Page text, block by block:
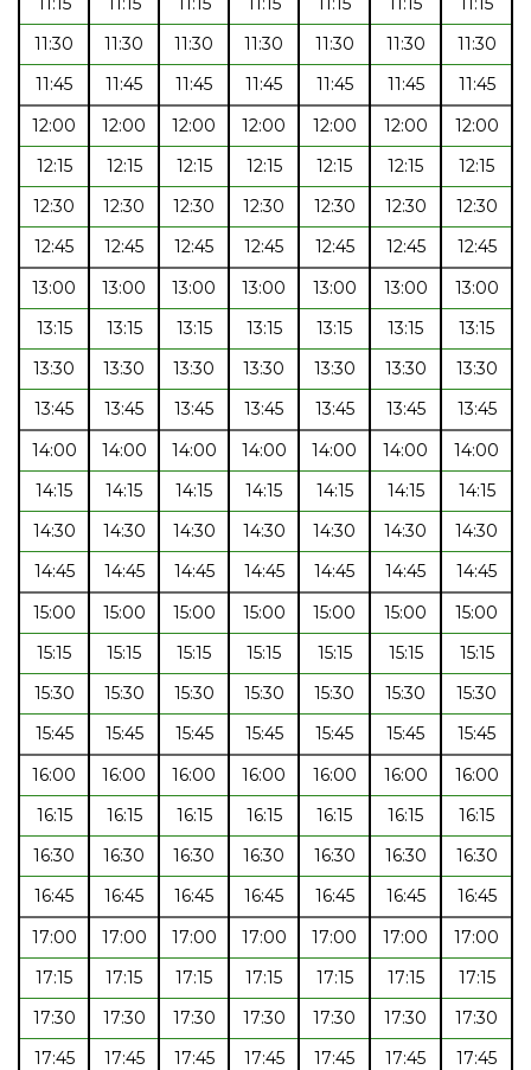
11:30
11:30 11:30 11:30 11:30 11:30
11:30
11:45
11:45 11:45 11:45 11:45 11:45
11:45
12:00
12:00 12:00 12:00 12:00 12:00
12:00
12:15
12:15 12:15 12:15 12:15 12:15
12:15
12:30
12:30 12:30 12:30 12:30 12:30
12:30
12:45
12:45 12:45 12:45 12:45 12:45
12:45
13:00
13:00 13:00 13:00 13:00 13:00
13:00
13:15
13:15 13:15 13:15 13:15 13:15
13:15
13:30
13:30 13:30 13:30 13:30 13:30
13:30
13:45
13:45 13:45 13:45 13:45 13:45
13:45
14:00
14:00 14:00 14:00 14:00 14:00
14:00
14:15
14:15 14:15 14:15 14:15 14:15
14:15
14:30
14:30 14:30 14:30 14:30 14:30
14:30
14:45
14:45 14:45 14:45 14:45 14:45
14:45
15:00
15:00 15:00 15:00 15:00 15:00
15:00
15:15
15:15 15:15 15:15 15:15 15:15
15:15
15:30
15:30 15:30 15:30 15:30 15:30
15:30
15:45
15:45 15:45 15:45 15:45 15:45
15:45
16:00
16:00 16:00 16:00 16:00 16:00
16:00
16:15
16:15 16:15 16:15 16:15 16:15
16:15
16:30
16:30 16:30 16:30 16:30 16:30
16:30
16:45
16:45 16:45 16:45 16:45 16:45
16:45
17:00
17:00 17:00 17:00 17:00 17:00
17:00
17:15
17:15 17:15 17:15 17:15 17:15
17:15
17:30
17:30 17:30 17:30 17:30 17:30
17:30
17:45
17:45 17:45 17:45 17:45 17:45
17:45